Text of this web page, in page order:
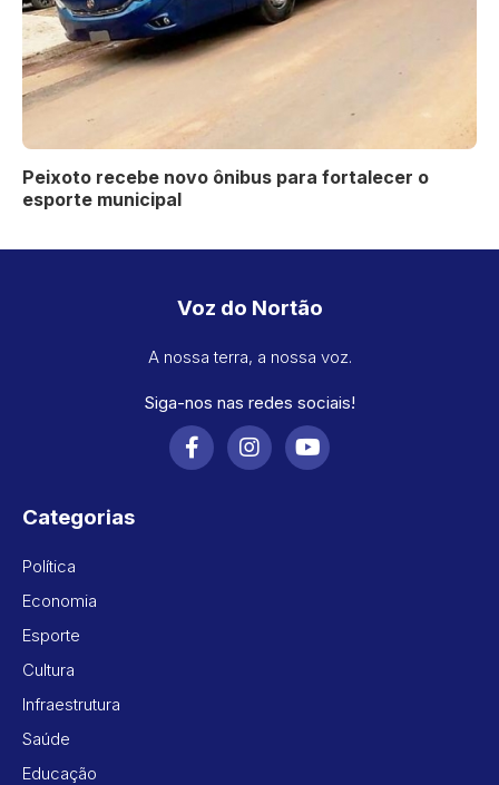
Peixoto recebe novo ônibus para fortalecer o
esporte municipal
Voz do Nortão
A nossa terra, a nossa voz.
Siga-nos nas redes sociais!
Categorias
Política
Economia
Esporte
Cultura
Infraestrutura
Saúde
Educação